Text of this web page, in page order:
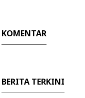
KOMENTAR
BERITA TERKINI